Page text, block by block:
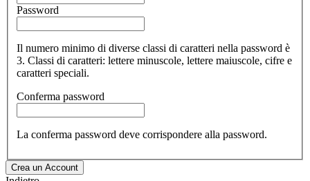
Password
Il numero minimo di diverse classi di caratteri nella password è
3. Classi di caratteri: lettere minuscole, lettere maiuscole, cifre e
caratteri speciali.
Conferma password
La conferma password deve corrispondere alla password.
Crea un Account